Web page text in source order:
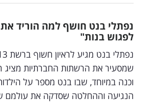
דיגיטל
וטק
שיווק
ופרסום
נפתלי בנט חושף למה הוריד
לפגוש בנות"
שמסעיר את הרשתות החברתיות
וכנה במיוחד, שבו בנט מספר על
הנגיעה וההחלטה שסדקה את עולמם